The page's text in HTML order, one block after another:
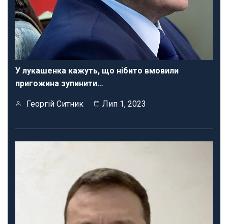
У лукашенка кажуть, що нібито вмовили
пригожина зупинити…
Георгій Ситник Лип 1, 2023